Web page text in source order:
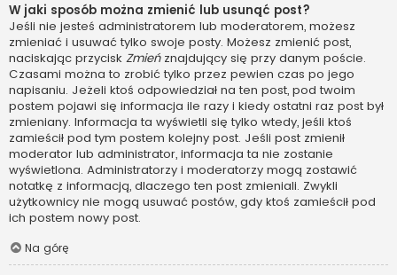
W jaki sposób można zmienić lub usunąć post?
Jeśli nie jesteś administratorem lub moderatorem, możesz
zmieniać i usuwać tylko swoje posty. Możesz zmienić post,
naciskając przycisk Zmieńznajdujący się przy danym poście.
Czasami można to zrobić tylko przez pewien czas po jego
napisaniu. Jeżeli ktoś odpowiedział na ten post, pod twoim
postem pojawi się informacja ile razy i kiedy ostatni raz post był
zmieniany. Informacja ta wyświetli się tylko wtedy, jeśli ktoś
zamieścił pod tym postem kolejny post. Jeśli post zmienił
moderator lub administrator, informacja ta nie zostanie
wyświetlona. Administratorzy i moderatorzy mogą zostawić
notatkę z informacją, dlaczego ten post zmieniali. Zwykli
użytkownicy nie mogą usuwać postów, gdy ktoś zamieścił pod
ich postem nowy post.
Na górę